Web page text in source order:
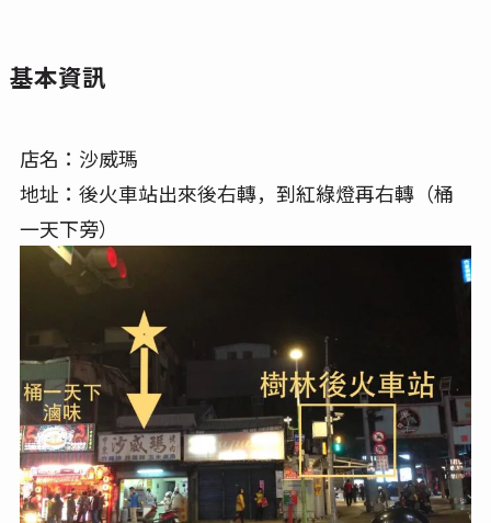
基本資訊
店名：沙威瑪
地址：後火車站出來後右轉，到紅綠燈再右轉（桶
一天下旁）